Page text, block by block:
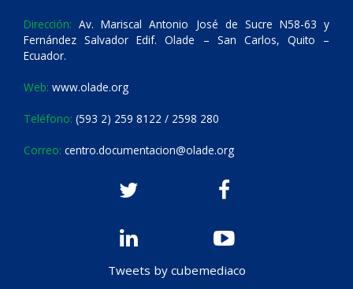
Dirección: Av. Mariscal Antonio José de Sucre N58-63 y
Fernández Salvador Edif. Olade – San Carlos, Quito –
Ecuador.
Web: www.olade.org
Teléfono: (593 2) 259 8122 / 2598 280
Correo: centro.documentacion@olade.org
Tweets by cubemediaco